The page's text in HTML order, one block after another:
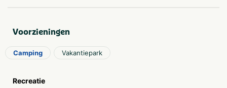
avontuurlijke route door het gebied De Drentse
leuke uitstapjes maken naar onder andere het
Voorzieningen
Camping Vakantiepark
Recreatie